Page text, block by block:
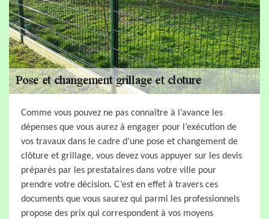
Comme vous pouvez ne pas connaître à l’avance les
dépenses que vous aurez à engager pour l’exécution de
vos travaux dans le cadre d’une pose et changement de
clôture et grillage, vous devez vous appuyer sur les devis
préparés par les prestataires dans votre ville pour
prendre votre décision. C’est en effet à travers ces
documents que vous saurez qui parmi les professionnels
propose des prix qui correspondent à vos moyens